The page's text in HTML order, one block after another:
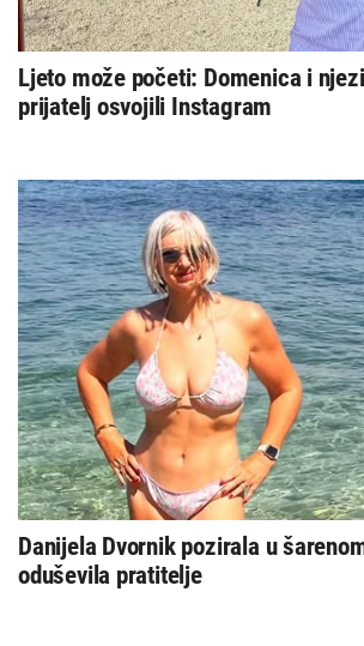
Ljeto može početi: Domenica i
prijatelj osvojili Instagram
Danijela Dvornik pozirala u
oduševila pratitelje